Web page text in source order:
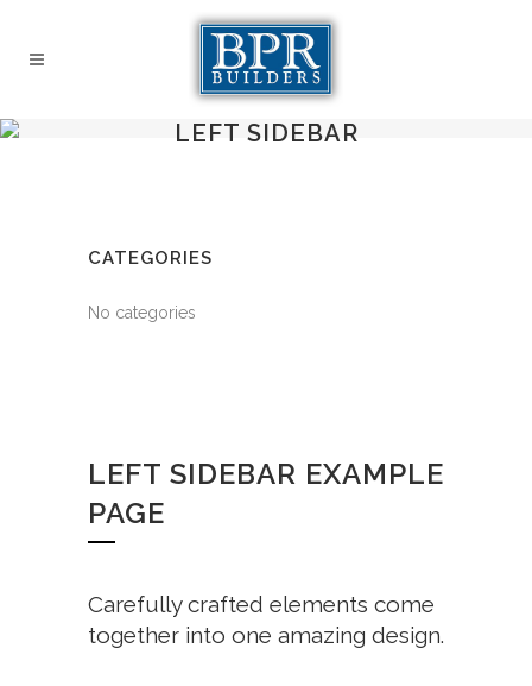
LEFT SIDEBAR
CATEGORIES
No categories
LEFT SIDEBAR EXAMPLE
PAGE
Carefully crafted elements come
together into one amazing design.